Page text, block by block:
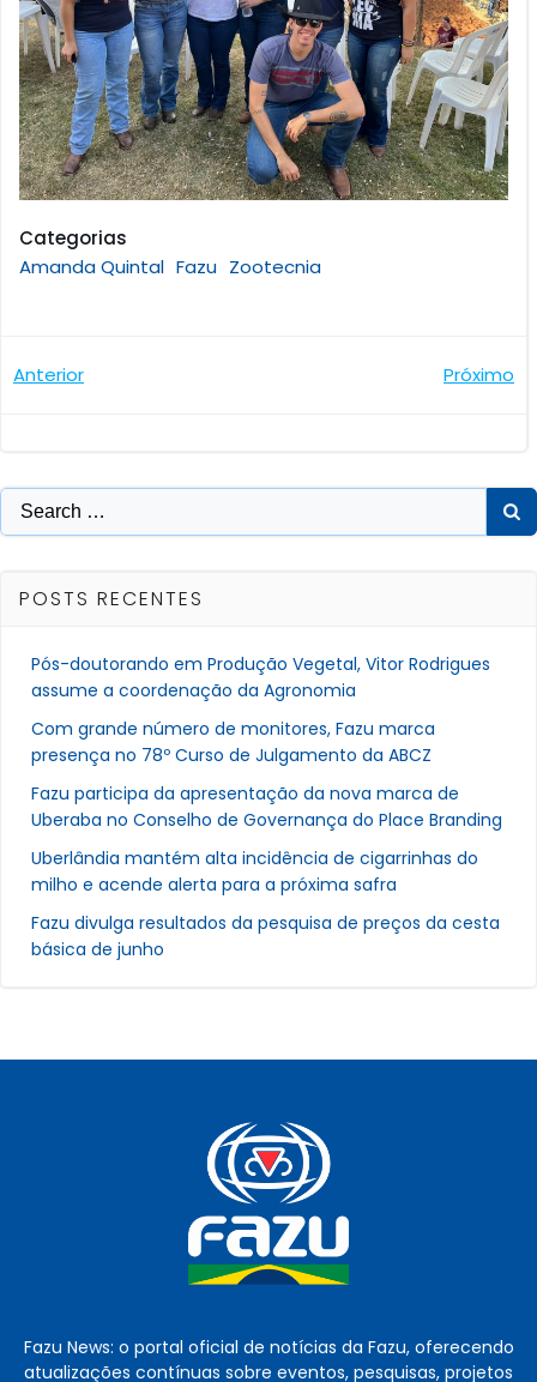
Categorias
Amanda Quintal Fazu Zootecnia
Navegação
Post
Anterior
Post
Próximo
Search
for:
POSTS RECENTES
Pós-doutorando em Produção Vegetal, Vitor Rodrigues
assume a coordenação da Agronomia
Com grande número de monitores, Fazu marca
presença no 78º Curso de Julgamento da ABCZ
Fazu participa da apresentação da nova marca de
Uberaba no Conselho de Governança do Place Branding
Uberlândia mantém alta incidência de cigarrinhas do
milho e acende alerta para a próxima safra
Fazu divulga resultados da pesquisa de preços da cesta
básica de junho
Fazu News: o portal oficial de notícias da Fazu, oferecendo
atualizações contínuas sobre eventos, pesquisas, projetos